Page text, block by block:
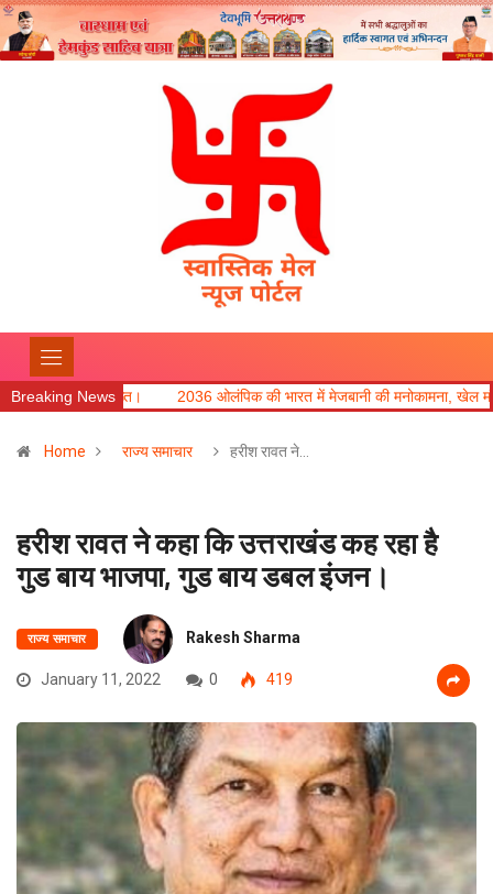
Breaking News
सख्त। 2036 ओलंपिक की भारत में मेजबानी की मनोकामना, खेल मंत्री रेखा आर्या ने
Home राज्य समाचार हरीश रावत ने…
हरीश रावत ने कहा कि उत्तराखंड कह रहा है
गुड बाय भाजपा, गुड बाय डबल इंजन।
राज्य समाचार Rakesh Sharma
January 11, 2022 0 419